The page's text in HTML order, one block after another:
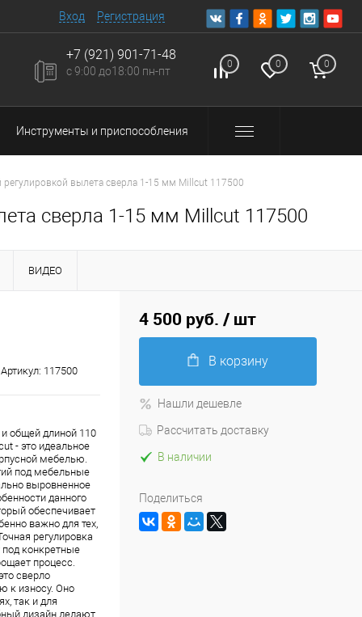
Вход Регистрация
+7 (921) 901-71-48
с 9:00 до18:00 пн-пт
0 0 0
Инструменты и приспособления
вылета сверла 1-15 мм Millcut 117500
сверла 1-15 мм Millcut 117500
ВИДЕО
Артикул: 117500
общей длиной 110
- это идеальное
мебелью.
под мебельные
выровненное
данного
обеспечивает
важно для тех,
регулировка
под конкретные
процесс.
сверло
к износу. Оно
так и для
дизайн делают
4 500 руб. / шт
В корзину
Нашли дешевле
Рассчитать доставку
В наличии
Поделиться